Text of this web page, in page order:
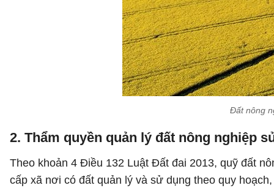
Đất nông
2. Thẩm quyền quản lý đất nông nghiệp
Theo khoản 4 Điều 132 Luật Đất đai 2013, quỹ đất
cấp xã nơi có đất quản lý và sử dụng theo quy